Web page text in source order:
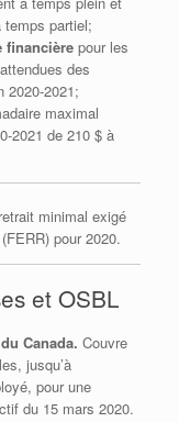
temps partiel;
financièrepour les
des
2020-2021;
maximal
2021 de 210 $ à
minimal exigé
pour 2020.
et OSBL
Canada. Couvre
jusqu’à
pour une
du 15 mars 2020.